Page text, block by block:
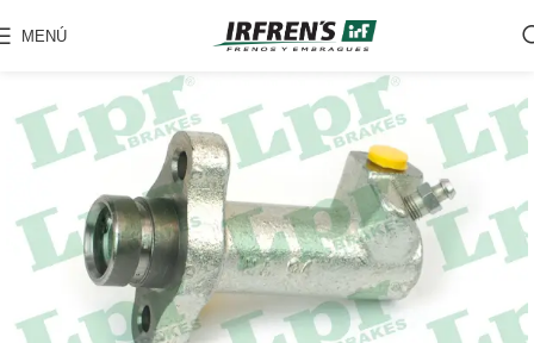
MENÚ